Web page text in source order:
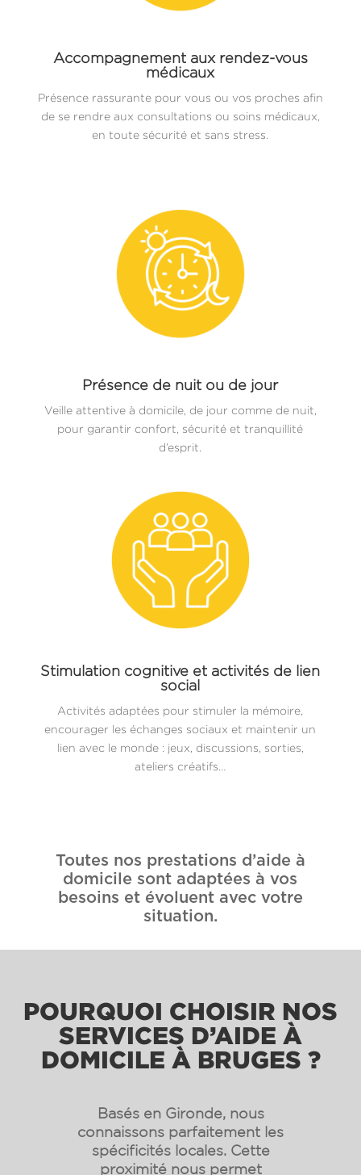
Accompagnement aux rendez-vous
médicaux
Présence rassurante pour vous ou vos proches afin
de se rendre aux consultations ou soins médicaux,
en toute sécurité et sans stress.
Présence de nuit ou de jour
Veille attentive à domicile, de jour comme de nuit,
pour garantir confort, sécurité et tranquillité
d’esprit.
Stimulation cognitive et activités de lien
social
Activités adaptées pour stimuler la mémoire,
encourager les échanges sociaux et maintenir un
lien avec le monde : jeux, discussions, sorties,
ateliers créatifs…
Toutes nos prestations d’aide à
domicile sont adaptées à vos
besoins et évoluent avec votre
situation.
POURQUOI CHOISIR NOS
SERVICES D’AIDE À
DOMICILE À BRUGES ?
Basés en Gironde, nous
connaissons parfaitement les
spécificités locales. Cette
proximité nous permet